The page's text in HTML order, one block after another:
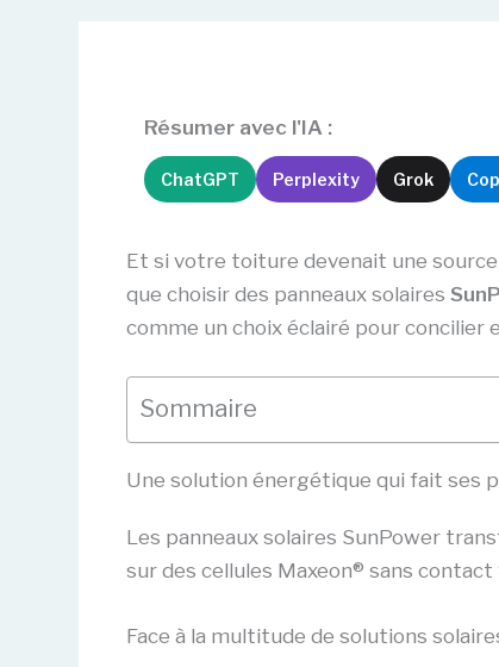
Résumer avec l'IA :
ChatGPT Perplexity Grok
Et si votre toiture devenait une source
que choisir des panneaux solaires
comme un choix éclairé pour
Sommaire
Une solution énergétique qui fait ses
Les panneaux solaires SunPower
sur des cellules Maxeon® sans
Face à la multitude de solutions